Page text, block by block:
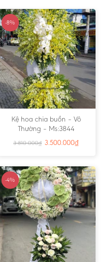
-8%
Kệ hoa chia buồn – Vô
Thường – Ms:3844
3.810.000₫ 3.500.000₫
-4%